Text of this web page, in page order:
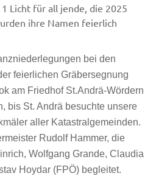
Licht für all jende, die 2025
ihre Namen feierlich
bei den
feierlichen Gräbersegnung
am Friedhof St.Andrä-Wördern
bis St. Andrä besuchte unsere
aller Katastralgemeinden.
Rudolf Hammer, die
Wolfgang Grande, Claudia
Hoydar (FPÖ) begleitet.